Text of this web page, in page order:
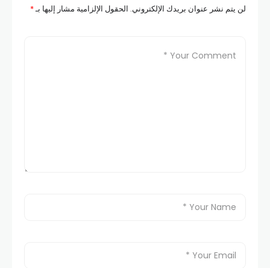
لن يتم نشر عنوان بريدك الإلكتروني. الحقول الإلزامية مشار إليها بـ*